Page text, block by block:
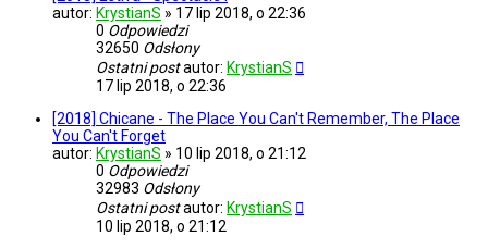
autor: KrystianS » 17 lip 2018, o 22:36
0 Odpowiedzi
32650 Odsłony
Ostatni postautor: KrystianS
17 lip 2018, o 22:36
[2018] Chicane - The Place You Can't Remember, The Place
You Can't Forget
autor: KrystianS » 10 lip 2018, o 21:12
0 Odpowiedzi
32983 Odsłony
Ostatni postautor: KrystianS
10 lip 2018, o 21:12